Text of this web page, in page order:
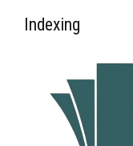
Indexing